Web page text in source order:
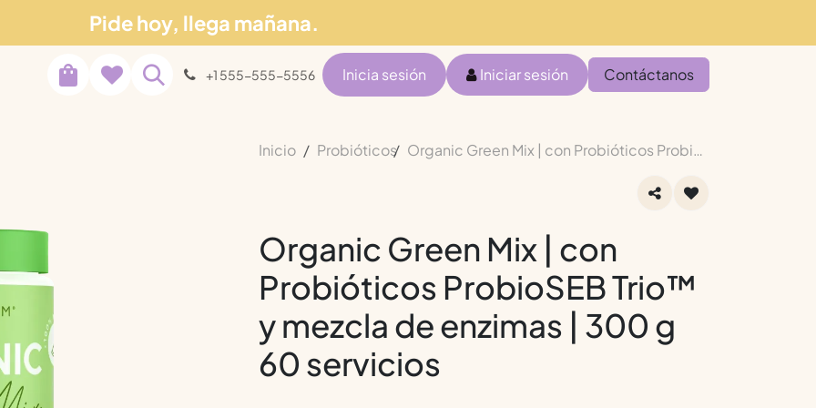
Pide hoy, llega mañana.
Blog Soporte +1 555-555-5556 Inicia sesión Iniciar sesión Contáctanos
Inicio Probióticos Organic Green Mix | con Probióticos ProbioSEB Trio™ y mezcla de enzimas | 300 g 60 servicios
Organic Green Mix | con
Probióticos ProbioSEB Trio™
y mezcla de enzimas | 300 g
60 servicios